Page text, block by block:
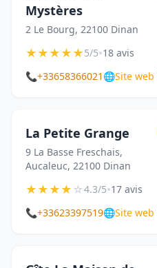
Mystères
2 Le Bourg, 22100 Dinan
★★★★★5/5•18 avis
📞+33658366021 🌐Site web
La Petite Grange
9 La Basse Freschais,
Aucaleuc, 22100 Dinan
★★★★☆4.3/5•17 avis
📞+33623397519🌐Site web